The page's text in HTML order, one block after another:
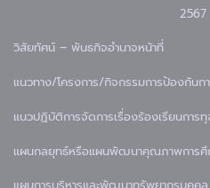
2567
วิสัยทัศน์ – พันธกิจอำนาจหน้าที่
แนวทาง/โครงการ/กิจกรรมการป้องกันก
แนวปฏิบัติการจัดการเรื่องร้องเรียนการ
แผนกลยุทธ์หรือแผนพัฒนาคุณภาพการศึ